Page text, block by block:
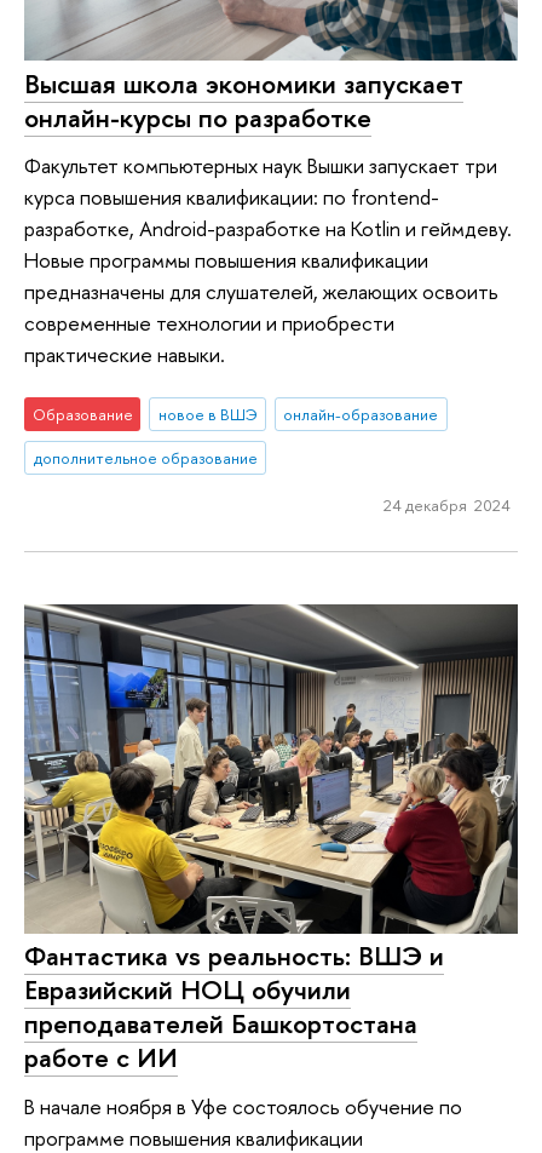
Высшая школа экономики запускает
онлайн-курсы по разработке
Факультет компьютерных наук Вышки запускает три
курса повышения квалификации: по frontend-
разработке, Android-разработке на Kotlin и геймдеву.
Новые программы повышения квалификации
предназначены для слушателей, желающих освоить
современные технологии и приобрести
практические навыки.
Образование новое в ВШЭ
онлайн-образование
дополнительное образование
24 декабря 2024
Фантастика vs реальность: ВШЭ и
Евразийский НОЦ обучили
преподавателей Башкортостана
работе с ИИ
В начале ноября в Уфе состоялось обучение по
программе повышения квалификации